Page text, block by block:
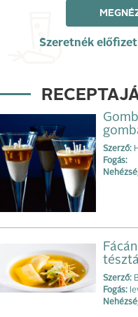
Szeretnék
Szerző:
Fogás:
Szerző:
Fogás: